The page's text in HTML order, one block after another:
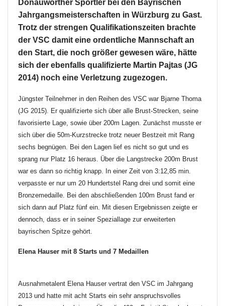
Donauwörther Sportler bei den Bayrischen
Jahrgangsmeisterschaften in Würzburg zu Gast.
Trotz der strengen Qualifikationszeiten brachte
der VSC damit eine ordentliche Mannschaft an
den Start, die noch größer gewesen wäre, hätte
sich der ebenfalls qualifizierte Martin Pajtas (JG
2014) noch eine Verletzung zugezogen.
Jüngster Teilnehmer in den Reihen des VSC war Bjarne Thoma
(JG 2015). Er qualifizierte sich über alle Brust-Strecken, seine
favorisierte Lage, sowie über 200m Lagen. Zunächst musste er
sich über die 50m-Kurzstrecke trotz neuer Bestzeit mit Rang
sechs begnügen. Bei den Lagen lief es nicht so gut und es
sprang nur Platz 16 heraus. Über die Langstrecke 200m Brust
war es dann so richtig knapp. In einer Zeit von 3:12,85 min.
verpasste er nur um 20 Hundertstel Rang drei und somit eine
Bronzemedaille. Bei den abschließenden 100m Brust fand er
sich dann auf Platz fünf ein. Mit diesen Ergebnissen zeigte er
dennoch, dass er in seiner Speziallage zur erweiterten
bayrischen Spitze gehört.
Elena Hauser mit 8 Starts und 7 Medaillen
Ausnahmetalent Elena Hauser vertrat den VSC im Jahrgang
2013 und hatte mit acht Starts ein sehr anspruchsvolles